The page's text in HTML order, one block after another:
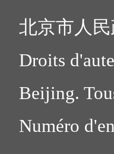
北京市人
Droits
Beijing.
Numéro